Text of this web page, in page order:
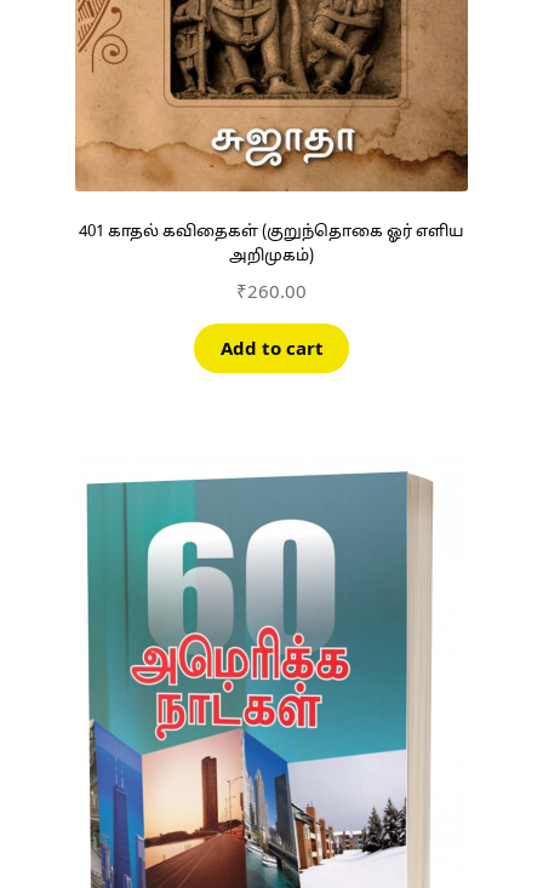
401 காதல் கவிதைகள் (குறுந்தொகை ஓர் எளிய
அறிமுகம்)
₹260.00
Add to cart